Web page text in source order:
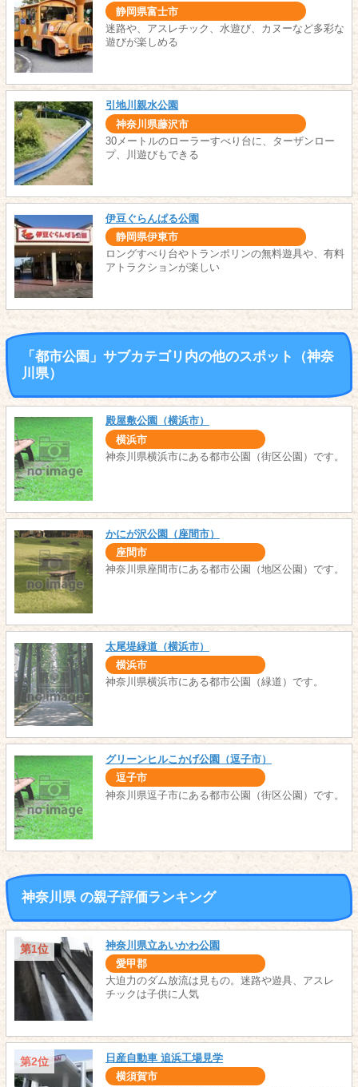
静岡県富士市
迷路や、アスレチック、水遊び、カヌーなど多彩な
遊びが楽しめる
引地川親水公園
神奈川県藤沢市
30メートルのローラーすべり台に、ターザンロー
プ、川遊びもできる
伊豆ぐらんぱる公園
静岡県伊東市
ロングすべり台やトランポリンの無料遊具や、有料
アトラクションが楽しい
「都市公園」サブカテゴリ内の他のスポット（神奈
川県）
殿屋敷公園（横浜市）
横浜市
神奈川県横浜市にある都市公園（街区公園）です。
かにが沢公園（座間市）
座間市
神奈川県座間市にある都市公園（地区公園）です。
太尾堤緑道（横浜市）
横浜市
神奈川県横浜市にある都市公園（緑道）です。
グリーンヒルこかげ公園（逗子市）
逗子市
神奈川県逗子市にある都市公園（街区公園）です。
神奈川県 の親子評価ランキング
第1位 神奈川県立あいかわ公園
愛甲郡
大迫力のダム放流は見もの。迷路や遊具、アスレ
チックは子供に人気
第2位 日産自動車 追浜工場見学
横須賀市